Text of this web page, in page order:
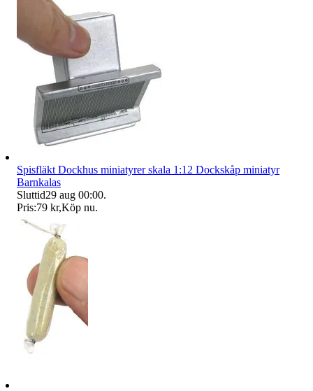
Spisfläkt Dockhus miniatyrer skala 1:12 Dockskåp miniatyr
Barnkalas
Sluttid29 aug 00:00.
Pris:79 kr,Köp nu.